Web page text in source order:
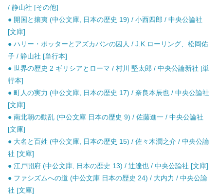
/ 静山社 [その他]
● 開国と攘夷 (中公文庫, 日本の歴史 19) / 小西四郎 / 中央公論社
[文庫]
● ハリー・ポッターとアズカバンの囚人 / J.K.ローリング、松岡佑
子 / 静山社 [単行本]
● 世界の歴史 2 ギリシアとローマ / 村川 堅太郎 / 中央公論新社 [単
行本]
● 町人の実力 (中公文庫, 日本の歴史 17) / 奈良本辰也 / 中央公論社
[文庫]
● 南北朝の動乱 (中公文庫 日本の歴史 9) / 佐藤進一 / 中央公論社
[文庫]
● 大名と百姓 (中公文庫, 日本の歴史 15) / 佐々木潤之介 / 中央公論
社 [文庫]
● 江戸開府 (中公文庫, 日本の歴史 13) / 辻達也 / 中央公論社 [文庫]
● ファシズムへの道 (中公文庫 日本の歴史 24) / 大内力 / 中央公論
社 [文庫]